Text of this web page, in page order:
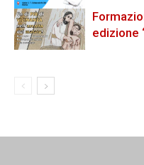
edizione